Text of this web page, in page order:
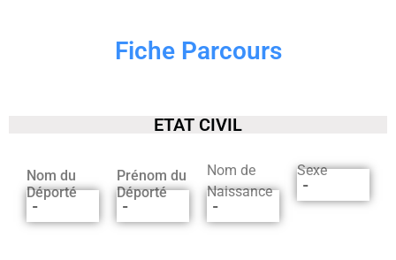
Fiche Parcours
ETAT CIVIL
Nom du
Déporté
-
Prénom du
Déporté
-
Nom de
Naissance
-
Sexe
-